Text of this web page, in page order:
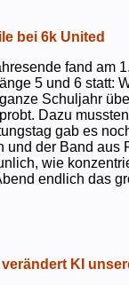
bei 6k United
fand am
5 und 6 statt:
Schuljahr
Dazu
gab es
und der Band aus
wie
endlich das
KI